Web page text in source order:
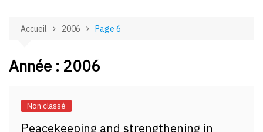
Accueil 2006 Page 6
Année : 2006
Non classé
Peacekeeping and strengthening in